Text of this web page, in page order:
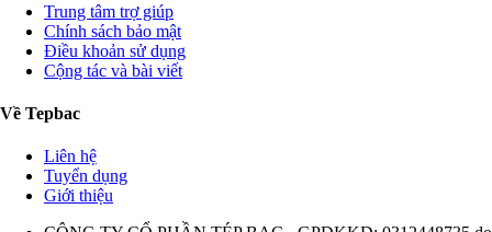
Trung tâm trợ giúp
Chính sách bảo mật
Điều khoản sử dụng
Cộng tác và bài viết
Về Tepbac
Liên hệ
Tuyển dụng
Giới thiệu